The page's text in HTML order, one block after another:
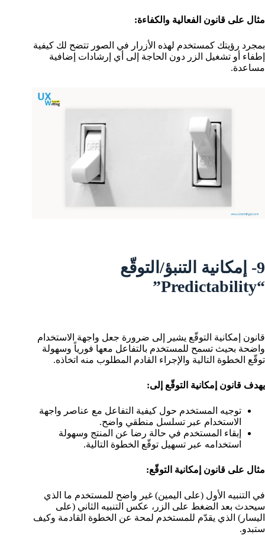
مثال على قانون الفعالية والكفاءة:
بمجرد رؤيتك كمستخدم لهذه الأزرار في الصور تتضح لك كيفية
إطفاء أو تشغيل الزر دون الحاجة إلى أي إرشادات إضافية
مساعدة.
9- إمكانية التنبؤ/التوقّع
“Predictability”
قانون إمكانية التوقّع يشير إلى ضرورة جعل واجهة الاستخدام
واضحة بحيث تسمح للمستخدم بالتفاعل معها فورياً وسهولة
توقّع الخطوة التالية والإجراء القادم المطلوب منه اتخاذه.
يهدف قانون إمكانية التوقّع إلى:
توجيه المستخدم حول كيفية التفاعل مع عناصر واجهة
الاستخدام عبر تسلسل منطقي واضح.
إبقاء المستخدم في حالة رضا عن المنتج وسهولة
استخدامه عبر تسهيل توقّع الخطوة التالية.
مثال على قانون إمكانية التوقّع:
في التنبيه الأول (على اليمين) غير واضح للمستخدم ما الذي
سيحدث بعد الضغط على الزر، عكس التنبيه الثاني (على
اليسار) الذي يقدّم للمستخدم لمحة عن الخطوة القادمة وكيف
ستبدو.